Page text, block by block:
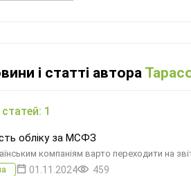
і статті автора
1
обліку за МСФЗ
компаніям варто переходити на
01.11.2024 459